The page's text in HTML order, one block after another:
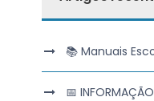
📚 Manuais
📅